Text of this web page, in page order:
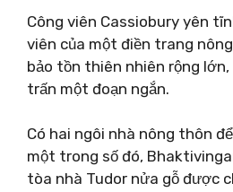
Công viên Cassiobury yên
viên của một điền trang
bảo tồn thiên nhiên rộng
trấn một đoạn ngắn.
Có hai ngôi nhà nông thôn
một trong số đó,
tòa nhà Tudor nửa gỗ được